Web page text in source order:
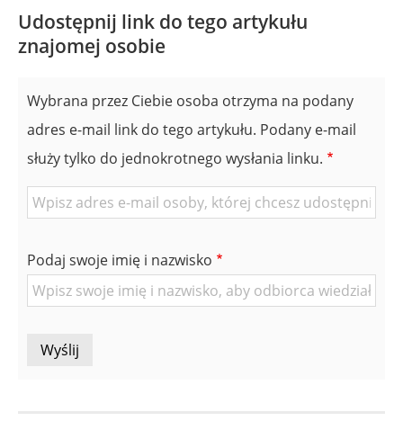
Udostępnij link do tego artykułu
znajomej osobie
Wybrana przez Ciebie osoba otrzyma na podany
adres e-mail link do tego artykułu. Podany e-mail
służy tylko do jednokrotnego wysłania linku.
E-
znajomej
Osoby
Podaj swoje imię i nazwisko